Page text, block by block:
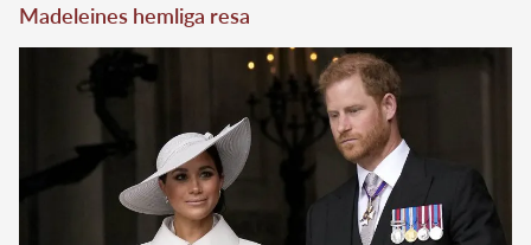
Madeleines hemliga resa